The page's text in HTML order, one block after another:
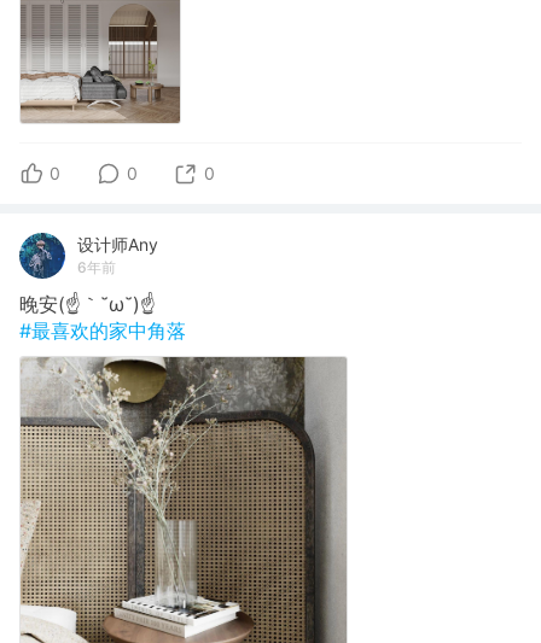
0 0 0
设计师Any
6年前
晚安(☝｀˘ω˘)☝
#最喜欢的家中角落